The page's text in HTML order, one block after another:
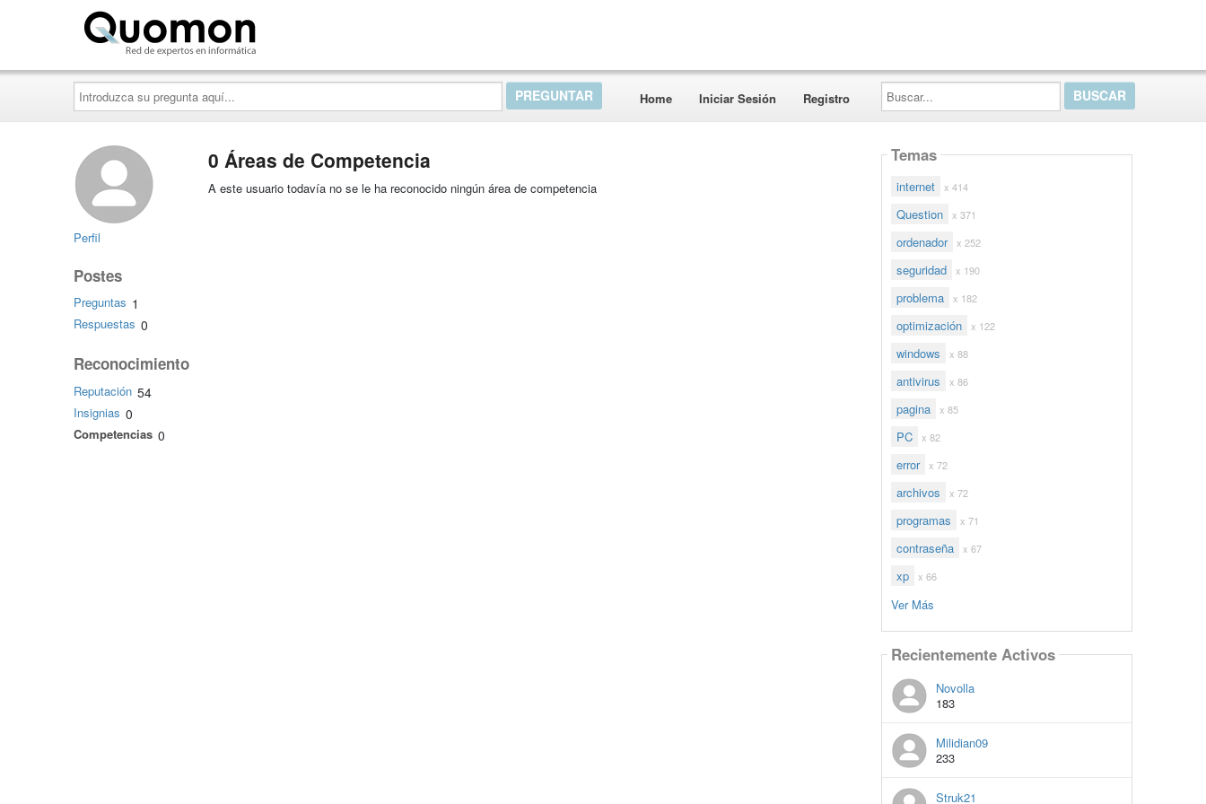
Introduzca
su
pregunta
aquí...
Home Iniciar Sesión Registro
Buscar...
Perfil
Postes
Preguntas 1
Respuestas 0
Reconocimiento
Reputación 54
Insignias 0
Competencias 0
0 Áreas de Competencia
A este usuario todavía no se le ha reconocido ningún área de competencia
Temas
internet x 414
Question x 371
ordenador x 252
seguridad x 190
problema x 182
optimización x 122
windows x 88
antivirus x 86
pagina x 85
PC x 82
error x 72
archivos x 72
programas x 71
contraseña x 67
xp x 66
Ver Más
Recientemente Activos
Novolla
183
Milidian09
233
Struk21